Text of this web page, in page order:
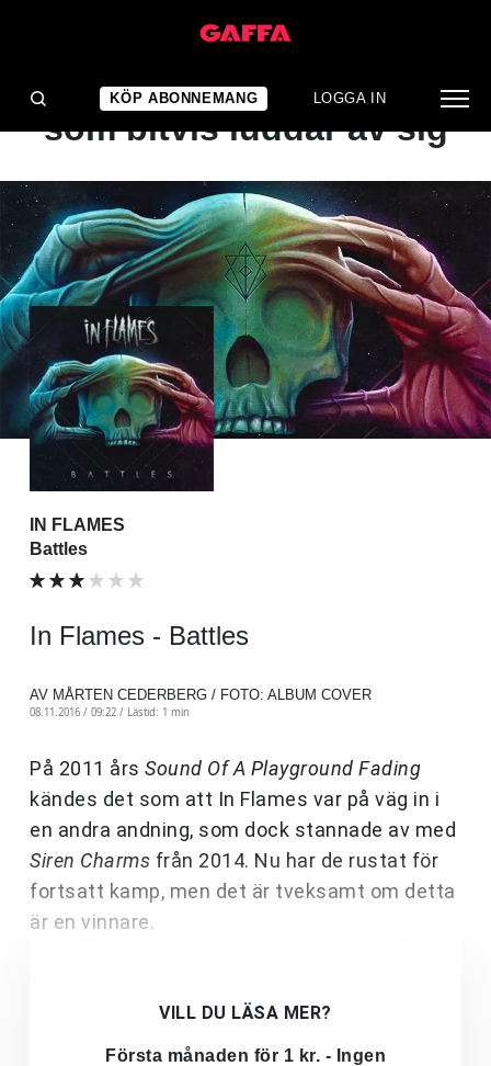
KÖP ABONNEMANG LOGGA IN
ALBUMRECENSION
Tillrättalagd mysfaktor
som bitvis luddar av sig
IN FLAMES
Battles
In Flames - Battles
AV MÅRTEN CEDERBERG / FOTO: ALBUM COVER
08.11.2016 / 09:22 / Lästid: 1 min
På 2011 års Sound Of A Playground Fading
kändes det som att In Flames var på väg in i
en andra andning, som dock stannade av med
Siren Charms från 2014. Nu har de rustat för
fortsatt kamp, men det är tveksamt om detta
är en vinnare.
VILL DU LÄSA MER?
Första månaden för 1 kr. - Ingen